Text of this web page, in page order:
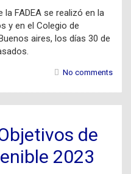
la FADEA se realizó en la
y en el Colegio de
aires, los días 30 de
No comments
de
2023